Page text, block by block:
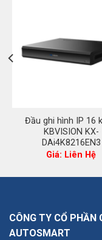
Đầu ghi hình IP 16
KBVISION KX-
DAi4K8216EN3
Giá: Liên Hệ
CÔNG TY CỔ PHẦN
AUTOSMART